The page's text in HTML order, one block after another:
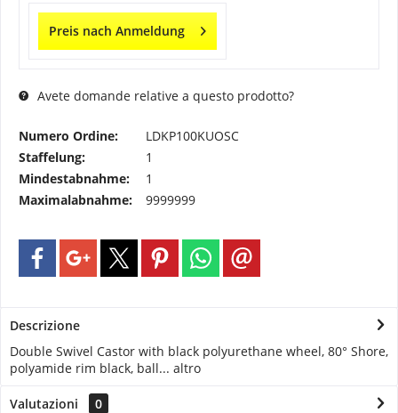
Preis nach Anmeldung
Avete domande relative a questo prodotto?
Numero Ordine:
LDKP100KUOSC
Staffelung:
1
Mindestabnahme:
1
Maximalabnahme:
9999999
Descrizione
Double Swivel Castor with black polyurethane wheel, 80° Shore,
polyamide rim black, ball... altro
Valutazioni
0